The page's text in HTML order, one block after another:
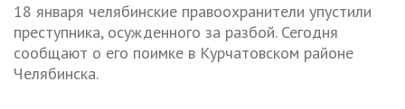
18 января челябинские правоохранители упустили
преступника, осужденного за разбой. Сегодня
сообщают о его поимке в Курчатовском районе
Челябинска.